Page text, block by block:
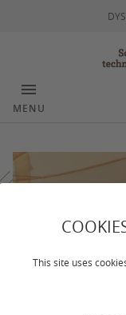
This site uses
MENU